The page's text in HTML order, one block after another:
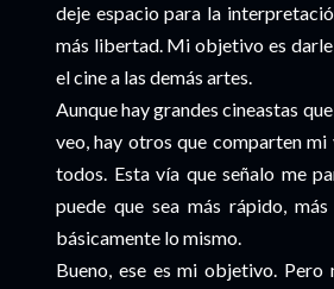
deje espacio para la
más libertad. Mi objetivo es
el cine a las demás artes.
Aunque hay grandes cineastas
veo, hay otros que comparten
todos. Esta vía que señalo me
puede que sea más rápido,
básicamente lo mismo.
Bueno, ese es mi objetivo.